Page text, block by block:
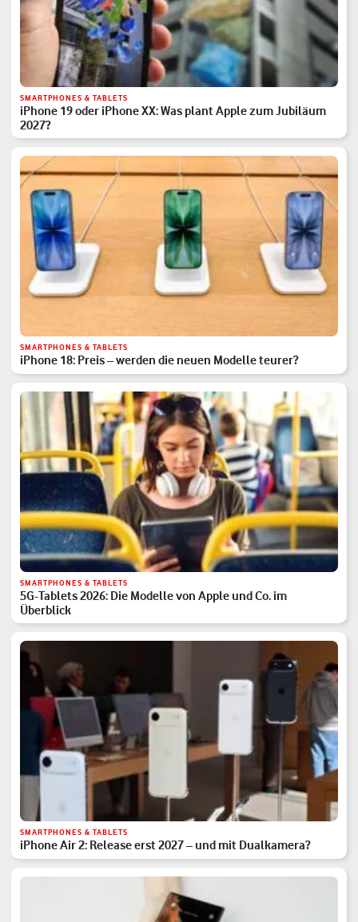
SMARTPHONES & TABLETS
iPhone 19 oder iPhone XX: Was plant Apple zum Jubiläum
2027?
SMARTPHONES & TABLETS
iPhone 18: Preis – werden die neuen Modelle teurer?
SMARTPHONES & TABLETS
5G-Tablets 2026: Die Modelle von Apple und Co. im
Überblick
SMARTPHONES & TABLETS
iPhone Air 2: Release erst 2027 – und mit Dualkamera?